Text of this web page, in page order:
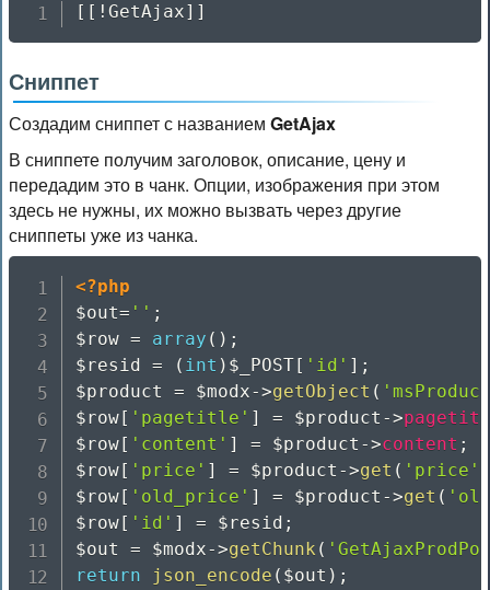
[[!GetAjax]]
Сниппет
Создадим сниппет с названием GetAjax
В сниппете получим заголовок, описание, цену и
передадим это в чанк. Опции, изображения при этом
здесь не нужны, их можно вызвать через другие
сниппеты уже из чанка.
<?php
$out= '' ;
$row = array ( ) ;
$resid = ( int ) $_POST[ 'id' ] ;
$product
= $modx->getObject (
$row[ 'pagetitle' ] = $product ->
$row[ 'content' ] = $product ->content ;
$row[ 'price' ] = $product ->get ( 'price'
$row[ 'old_price' ] = $product ->get (
$row[ 'id' ] = $resid ;
$out
= $modx->getChunk (
return
json_encode ( $out ) ;